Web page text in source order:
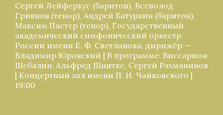
Сергей Лейферкус (баритон), Всеволод
Гривнов (тенор), Андрей Батуркин (баритон),
Максим Пастер (тенор), Государственный
академический симфонический оркестр
России имени Е. Ф. Светланова, дирижёр —
Владимир Юровский | В программе: Виссарион
Шебалин, Альфред Шнитке, Сергей Рахманинов
| Концертный зал имени П. И. Чайковского |
19:00